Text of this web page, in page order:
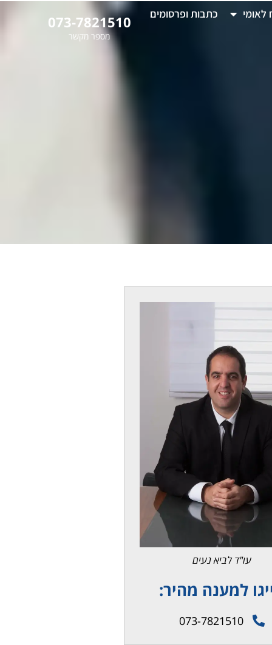
לאומי
כתבות ופרסומים
073-7821510
מספר מקשר
עו"ד לביא נעים
למענה מהיר:
073-7821510